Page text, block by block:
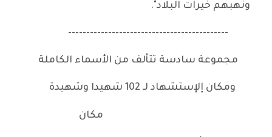
ونهبهم خيرات البلاد".
--------------------------------------------
مجموعة سادسة تتألف من الأسماء الكاملة
ومكان إلإستشهاد لـ 102 شهيدا وشهيدة
مكان